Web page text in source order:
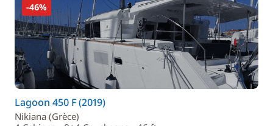
-46%
Lagoon 450 F (2019)
Nikiana (Grèce)